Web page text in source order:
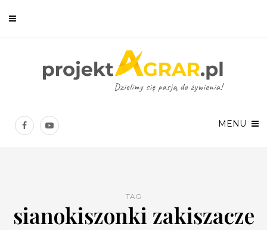
MENU
TAG
sianokiszonki zakiszacze
Chcesz być na bieżąco? Zostaw swój e-mail, a raz w tygodniu
prześlemy Ci nasze najlepsze artykuły!
Twoje dane osobowe będą przetwarzane zgodnie zPolityką prywatności.